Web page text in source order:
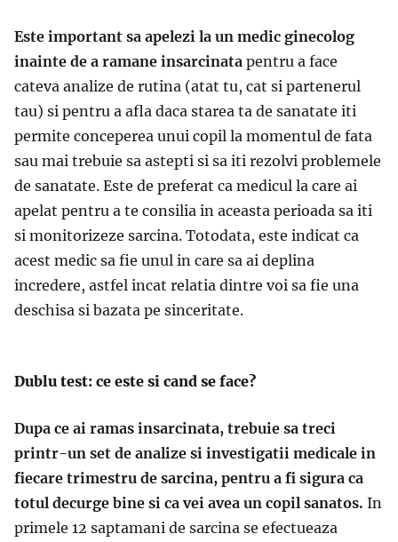
Este important sa apelezi la un medic ginecolog
inainte de a ramane insarcinata pentru a face
cateva analize de rutina (atat tu, cat si partenerul
tau) si pentru a afla daca starea ta de sanatate iti
permite conceperea unui copil la momentul de fata
sau mai trebuie sa astepti si sa iti rezolvi problemele
de sanatate. Este de preferat ca medicul la care ai
apelat pentru a te consilia in aceasta perioada sa iti
si monitorizeze sarcina. Totodata, este indicat ca
acest medic sa fie unul in care sa ai deplina
incredere, astfel incat relatia dintre voi sa fie una
deschisa si bazata pe sinceritate.
Dublu test: ce este si cand se face?
Dupa ce ai ramas insarcinata, trebuie sa treci
printr-un set de analize si investigatii medicale in
fiecare trimestru de sarcina, pentru a fi sigura ca
totul decurge bine si ca vei avea un copil sanatos. In
primele 12 saptamani de sarcina se efectueaza